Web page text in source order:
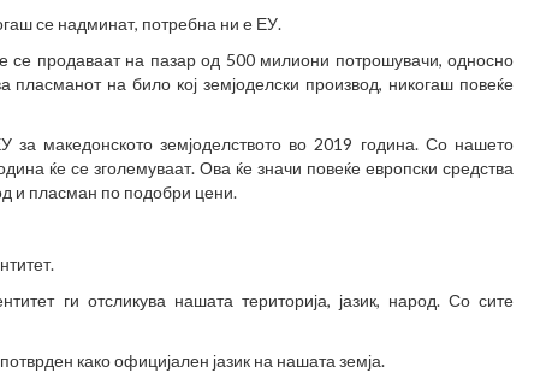
се надминат, потребна ни е ЕУ.
се продаваат на пазар од 500 милиони потрошувачи, односно
на било кој земјоделски производ, никогаш повеќе
македонското земјоделството во 2019 година. Со нашето
ќе се зголемуваат. Ова ќе значи повеќе европски средства
и пласман по подобри цени.
ги отсликува нашата територија, јазик, народ. Со сите
како официјален јазик на нашата земја.